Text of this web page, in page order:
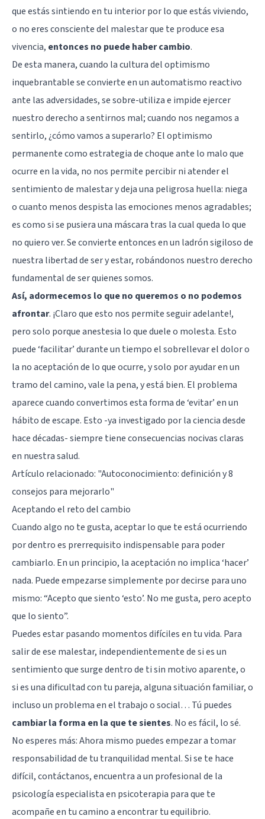
que estás sintiendo en tu interior por lo que estás viviendo,
o no eres consciente del malestar que te produce esa
vivencia, entonces no puede haber cambio.
De esta manera, cuando la cultura del optimismo
inquebrantable se convierte en un automatismo reactivo
ante las adversidades, se sobre-utiliza e impide ejercer
nuestro derecho a sentirnos mal; cuando nos negamos a
sentirlo, ¿cómo vamos a superarlo? El optimismo
permanente como estrategia de choque ante lo malo que
ocurre en la vida, no nos permite percibir ni atender el
sentimiento de malestar y deja una peligrosa huella: niega
o cuanto menos despista las emociones menos agradables;
es como si se pusiera una máscara tras la cual queda lo que
no quiero ver. Se convierte entonces en un ladrón sigiloso de
nuestra libertad de ser y estar, robándonos nuestro derecho
fundamental de ser quienes somos.
Así, adormecemos lo que no queremos o no podemos
afrontar. ¡Claro que esto nos permite seguir adelante!,
pero solo porque anestesia lo que duele o molesta. Esto
puede ‘facilitar’ durante un tiempo el sobrellevar el dolor o
la no aceptación de lo que ocurre, y solo por ayudar en un
tramo del camino, vale la pena, y está bien. El problema
aparece cuando convertimos esta forma de ‘evitar’ en un
hábito de escape. Esto -ya investigado por la ciencia desde
hace décadas- siempre tiene consecuencias nocivas claras
en nuestra salud.
Artículo relacionado: "Autoconocimiento: definición y 8
consejos para mejorarlo"
Aceptando el reto del cambio
Cuando algo no te gusta, aceptar lo que te está ocurriendo
por dentro es prerrequisito indispensable para poder
cambiarlo. En un principio, la aceptación no implica ‘hacer’
nada. Puede empezarse simplemente por decirse para uno
mismo: “Acepto que siento ‘esto’. No me gusta, pero acepto
que lo siento”.
Puedes estar pasando momentos difíciles en tu vida. Para
salir de ese malestar, independientemente de si es un
sentimiento que surge dentro de ti sin motivo aparente, o
si es una dificultad con tu pareja, alguna situación familiar, o
incluso un problema en el trabajo o social… Tú puedes
cambiar la forma en la que te sientes. No es fácil, lo sé.
No esperes más: Ahora mismo puedes empezar a tomar
responsabilidad de tu tranquilidad mental. Si se te hace
difícil, contáctanos, encuentra a un profesional de la
psicología especialista en psicoterapia para que te
acompañe en tu camino a encontrar tu equilibrio.